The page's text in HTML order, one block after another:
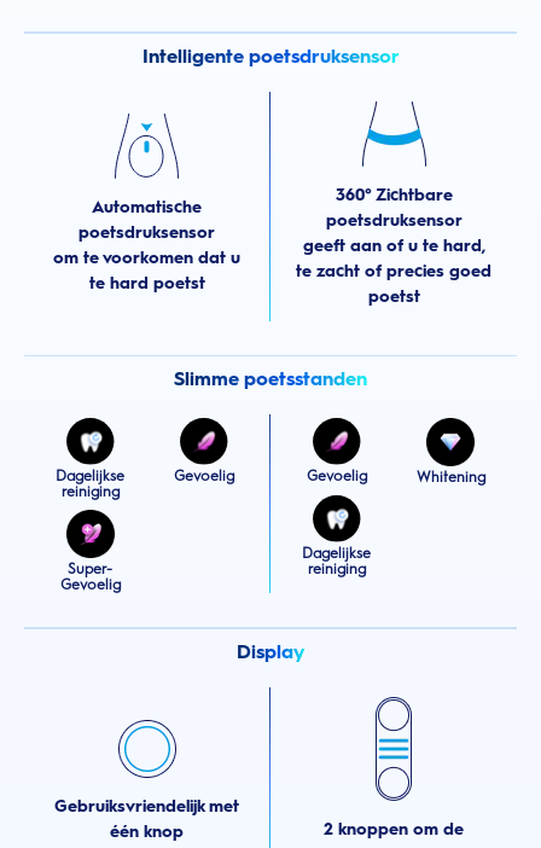
Intelligente poetsdruksensor
Automatische
poetsdruksensor
om te voorkomen dat u
te hard poetst
360° Zichtbare
poetsdruksensor
geeft aan of u te hard,
te zacht of precies goed
poetst
Slimme poetsstanden
Dagelijkse
reiniging
Gevoelig
Super-
Gevoelig
Gevoelig Whitening
Dagelijkse
reiniging
Display
Gebruiksvriendelijk met
één knop
2 knoppen om de